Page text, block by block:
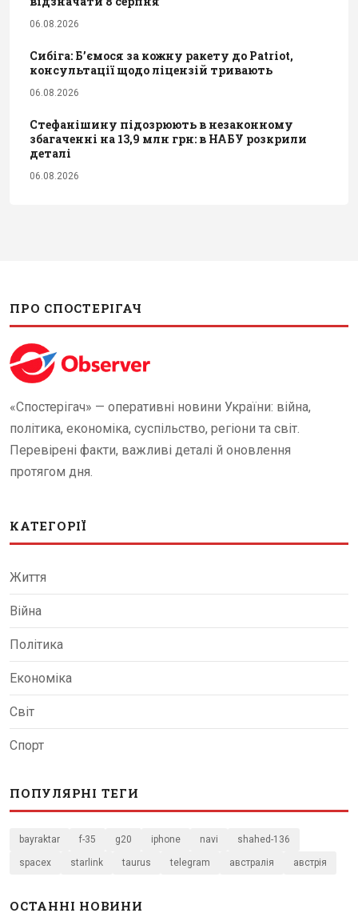
06.08.2026
Сибіга: Б’ємося за кожну ракету до Patriot,
консультації щодо ліцензій тривають
06.08.2026
Стефанішину підозрюють в незаконному
збагаченні на 13,9 млн грн: в НАБУ розкрили
деталі
06.08.2026
ПРО СПОСТЕРІГАЧ
«Спостерігач» — оперативні новини України: війна,
політика, економіка, суспільство, регіони та світ.
Перевірені факти, важливі деталі й оновлення
протягом дня.
КАТЕГОРІЇ
Життя
Війна
Політика
Економіка
Світ
Спорт
ПОПУЛЯРНІ ТЕГИ
bayraktar f-35 g20 iphone navi shahed-136
spacex starlink taurus telegram австралія австрія
ОСТАННІ НОВИНИ